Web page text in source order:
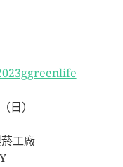
日）
工廠